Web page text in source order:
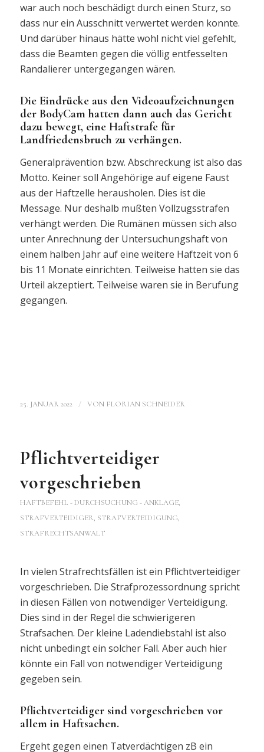
war auch noch beschädigt durch einen Sturz, so
dass nur ein Ausschnitt verwertet werden konnte.
Und darüber hinaus hätte wohl nicht viel gefehlt,
dass die Beamten gegen die völlig entfesselten
Randalierer untergegangen wären.
Die Eindrücke aus den Videoaufzeichnungen
der BodyCam hatten dann auch das Gericht
dazu bewegt, eine Haftstrafe für
Landfriedensbruch zu verhängen.
Generalprävention bzw. Abschreckung ist also das
Motto. Keiner soll Angehörige auf eigene Faust
aus der Haftzelle herausholen. Dies ist die
Message. Nur deshalb mußten Vollzugsstrafen
verhängt werden. Die Rumänen müssen sich also
unter Anrechnung der Untersuchungshaft von
einem halben Jahr auf eine weitere Haftzeit von 6
bis 11 Monate einrichten. Teilweise hatten sie das
Urteil akzeptiert. Teilweise waren sie in Berufung
gegangen.
25. JANUAR 2022 / VON FLORIAN SCHNEIDER
Pflichtverteidiger
vorgeschrieben
HAFTBEFEHL - DURCHSUCHUNG - ANKLAGE,
STRAFVERTEIDIGER, STRAFVERTEIDIGUNG,
STRAFRECHTSANWALT
In vielen Strafrechtsfällen ist ein Pflichtverteidiger
vorgeschrieben. Die Strafprozessordnung spricht
in diesen Fällen von notwendiger Verteidigung.
Dies sind in der Regel die schwierigeren
Strafsachen. Der kleine Ladendiebstahl ist also
nicht unbedingt ein solcher Fall. Aber auch hier
könnte ein Fall von notwendiger Verteidigung
gegeben sein.
Pflichtverteidiger sind vorgeschrieben vor
allem in Haftsachen.
Ergeht gegen einen Tatverdächtigen zB ein